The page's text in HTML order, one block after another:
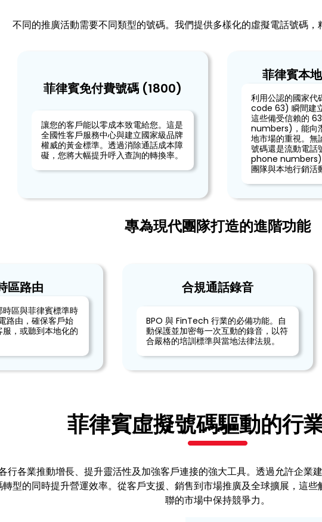
不同的推廣活動需要不同類型的號碼。我們提供多樣化的虛擬電話號碼，
菲律賓免付費號碼 (1800)
讓您的客戶能以零成本致電給您。這是
全國性客戶服務中心與建立國家級品牌
權威的黃金標準。透過消除通話成本障
礙，您將大幅提升呼入查詢的轉換率。
菲律賓本
利用公認的國家
code 63) 瞬間建
這些備受信賴的
numbers)，能向
地市場的重視。無
號碼還是流動電
phone numbers)
團隊與本地行銷活
專為現代團隊打造的進階功能
區路由
區與菲律賓標準時
路由，確保客戶始
，或聽到本地化的
合規通話錄音
BPO 與 FinTech 行業的必備功能。自
動保護並加密每一次互動的錄音，以符
合嚴格的培訓標準與當地法律法規。
菲律賓虛擬號碼驅動的行
行各業推動增長、提升靈活性及加強客戶連接的強大工具。透過允許企業
型的同時提升營運效率。從客戶支援、銷售到市場推廣及全球擴展，這
聯的市場中保持競爭力。